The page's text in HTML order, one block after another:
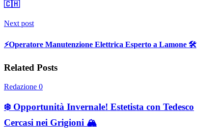
🇨🇭
Next post
⚡️Operatore Manutenzione Elettrica Esperto a Lamone 🛠️
Related Posts
Redazione 0
❄️ Opportunità Invernale! Estetista con Tedesco
Cercasi nei Grigioni 🏔️